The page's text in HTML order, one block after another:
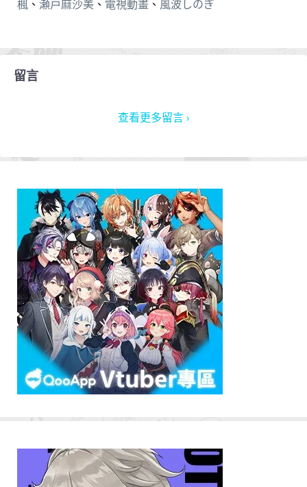
楓 、 瀬戸麻沙美 、 電視動畫 、 風波しのぎ
留言
查看更多留言 ›